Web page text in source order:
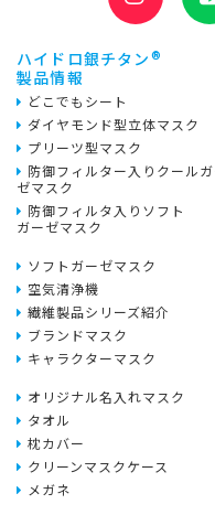
ハイドロ銀チタン ®
製品情報
どこでもシート
ダイヤモンド型立体マスク
プリーツ型マスク
防御フィルター入りクールガ
ゼマスク
防御フィルタ入りソフト
ガーゼマスク
ソフトガーゼマスク
空気清浄機
繊維製品シリーズ紹介
ブランドマスク
キャラクターマスク
オリジナル名入れマスク
タオル
枕カバー
クリーンマスクケース
メガネ